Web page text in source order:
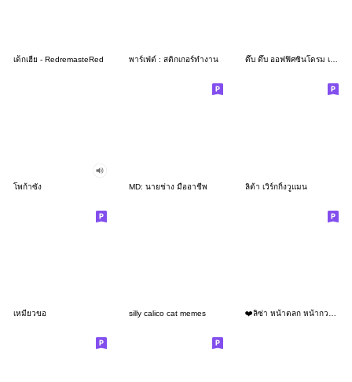
เด็กเฮีย - RedremasteRed พาร์เฟ่ต์ : สติกเกอร์ทำงาน ดึ๊บ ดึ๊บ ออฟฟิศซินโดรม เจ็ด
โพก้าซัง MD: นายช่าง มืออาชีพ ลิต้า เวิร์กกิ้งวูแมน
เหมียวขอ silly calico cat memes